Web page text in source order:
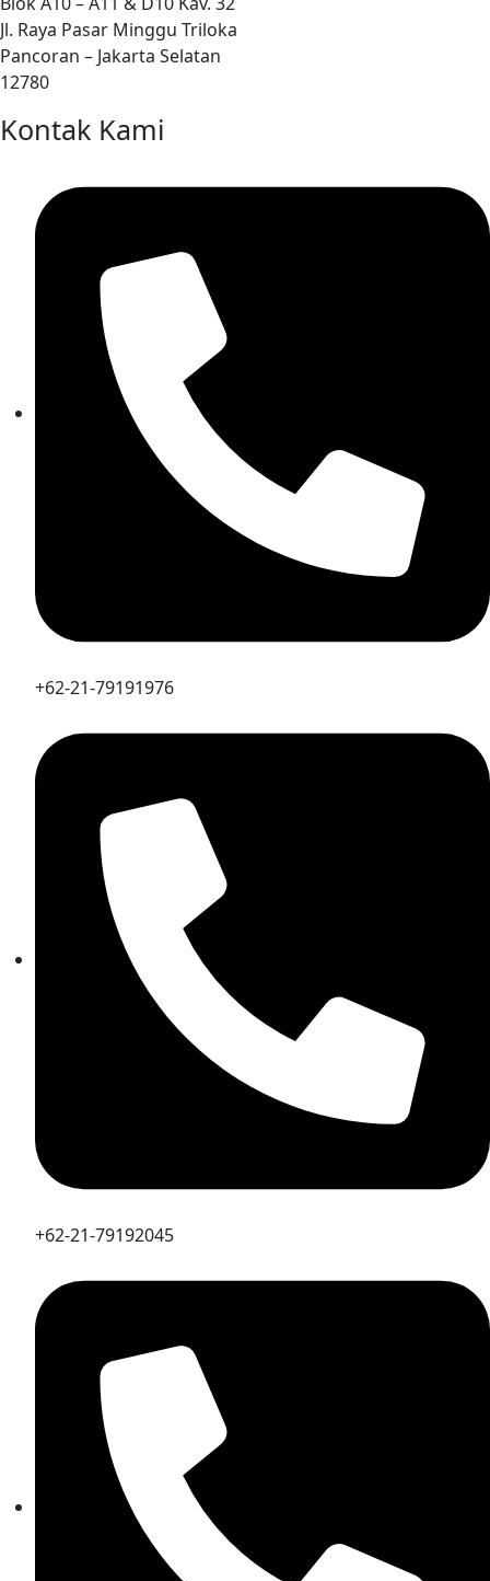
Jl. Raya Pasar Minggu Triloka
Pancoran – Jakarta Selatan
12780
Kontak Kami
+62-21-79191976
+62-21-79192045